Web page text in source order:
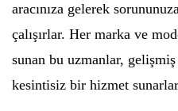
aracınıza gelerek
çalışırlar. Her marka ve
sunan bu uzmanlar,
kesintisiz bir hizmet